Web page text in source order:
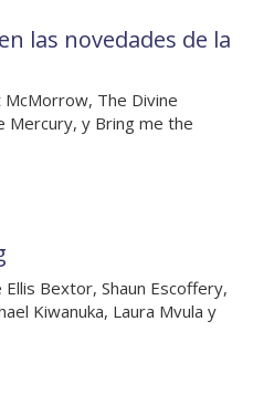
las novedades de la
McMorrow, The Divine
Mercury, y Bring me the
Bextor, Shaun Escoffery,
Kiwanuka, Laura Mvula y